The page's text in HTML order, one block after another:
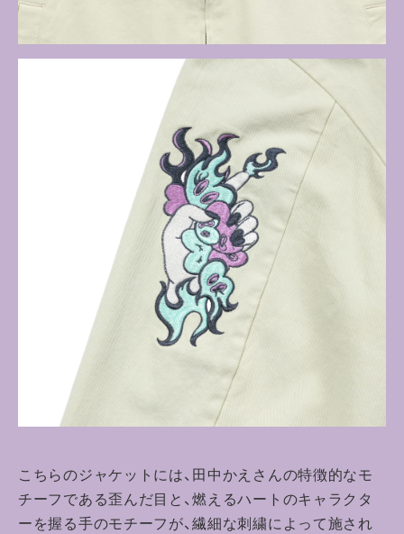
こちらのジャケットには、田中かえさんの特徴的なモ
チーフである歪んだ目と、燃えるハートのキャラクタ
ーを握る手のモチーフが、繊細な刺繍によって施され